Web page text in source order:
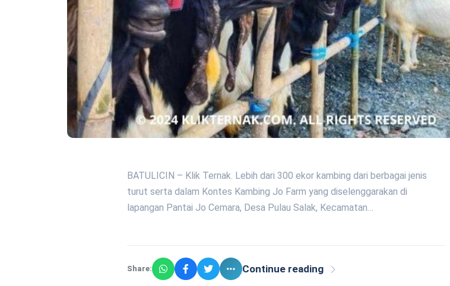
BATULICIN – Klik Ternak. Lebih dari 300 ekor kambing dari berbagai jenis
turut serta dalam Kontes Kambing Jo Farm yang diselenggarakan di
lapangan Pantai Jo Cemara, Desa Pulau Salak, Kecamatan…
Share: Continue reading